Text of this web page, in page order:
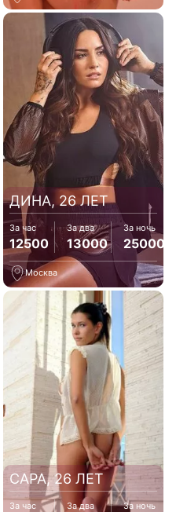
ДИНА, 26 ЛЕТ
За час
12500
За два
13000
За ночь
25000
Москва
САРА, 26 ЛЕТ
За час За два За ночь